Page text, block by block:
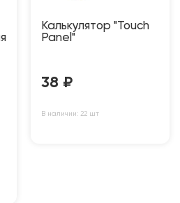
Калькулятор "Touch
Panel"
38 ₽
В наличии: 22 шт